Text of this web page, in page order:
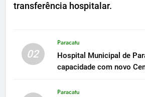
transferência hospitalar.
02
Paracatu
Hospital Municipal de
capacidade com novo
Paracatu